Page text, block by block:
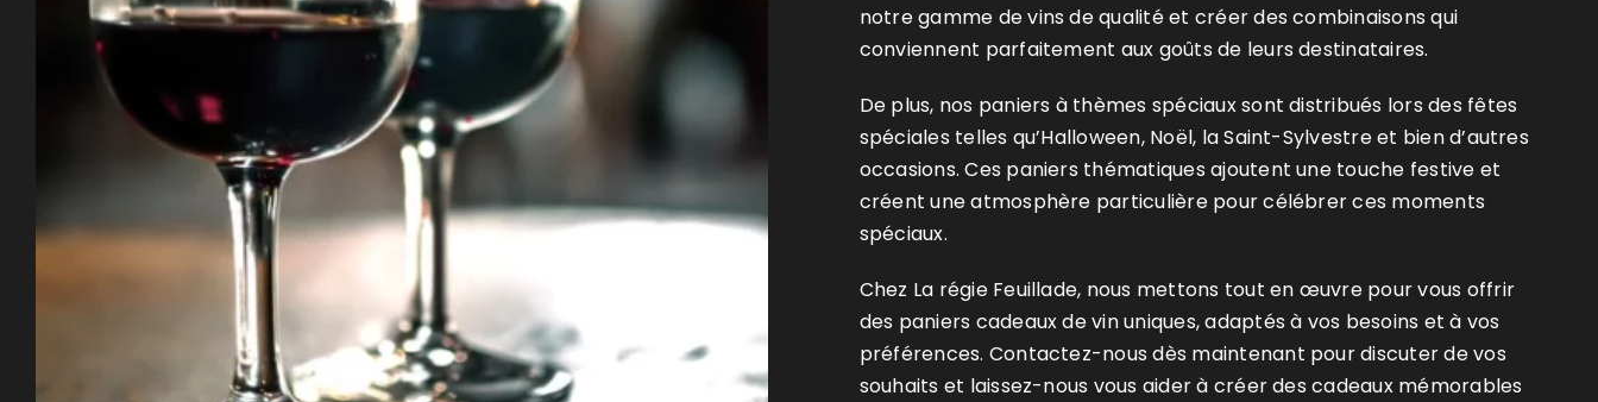
notre gamme de vins de qualité et créer des combinaisons qui
conviennent parfaitement aux goûts de leurs destinataires.
De plus, nos paniers à thèmes spéciaux sont distribués lors des fêtes
spéciales telles qu’Halloween, Noël, la Saint-Sylvestre et bien d’autres
occasions. Ces paniers thématiques ajoutent une touche festive et
créent une atmosphère particulière pour célébrer ces moments
spéciaux.
Chez La régie Feuillade, nous mettons tout en œuvre pour vous offrir
des paniers cadeaux de vin uniques, adaptés à vos besoins et à vos
préférences. Contactez-nous dès maintenant pour discuter de vos
souhaits et laissez-nous vous aider à créer des cadeaux mémorables